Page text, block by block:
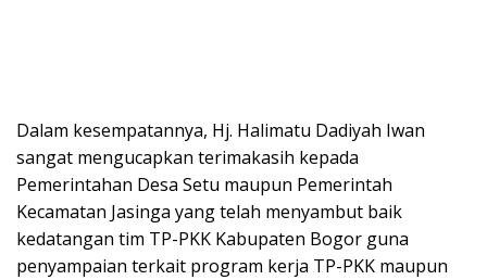
Dalam kesempatannya, Hj. Halimatu Dadiyah Iwan
sangat mengucapkan terimakasih kepada
Pemerintahan Desa Setu maupun Pemerintah
Kecamatan Jasinga yang telah menyambut baik
kedatangan tim TP-PKK Kabupaten Bogor guna
penyampaian terkait program kerja TP-PKK maupun